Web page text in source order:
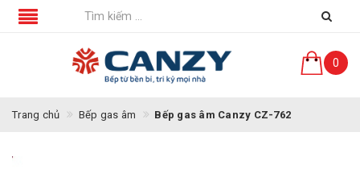
0
Trang chủ Bếp gas âm Bếp gas âm Canzy CZ-762